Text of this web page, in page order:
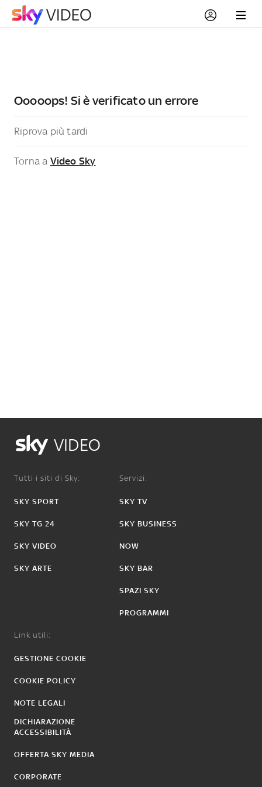
Ooooops! Si è verificato un errore
Riprova più tardi
Torna a Video Sky
VIDEO
Tutti i siti di Sky:
SKY SPORT
SKY TG 24
SKY VIDEO
SKY ARTE
Servizi:
SKY TV
SKY BUSINESS
NOW
SKY BAR
SPAZI SKY
PROGRAMMI
Link utili:
GESTIONE COOKIE
COOKIE POLICY
NOTE LEGALI
DICHIARAZIONE
ACCESSIBILITÀ
OFFERTA SKY MEDIA
CORPORATE